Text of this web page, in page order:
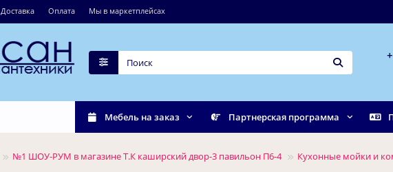
Доставка Оплата Мы в маркетплейсах
Мебель на заказ Партнерская программа
№1 ШОУ-РУМ в магазине Т.К каширский двор-3 павильон П6-4 Кухонные мойки и